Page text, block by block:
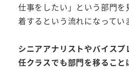
仕事をしたい」という部門を
着するという流れになってい
シニアアナリストやバイス
任クラスでも部門を移ること